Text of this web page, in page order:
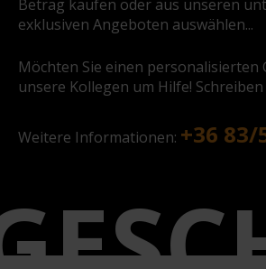
Betrag kaufen oder aus unseren
exklusiven Angeboten auswählen...
Möchten Sie einen personalisierten
unsere Kollegen um Hilfe!
Weitere Informationen: +36 83/